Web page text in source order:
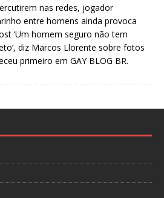
nas redes, jogador
entre homens ainda provoca
‘Um homem seguro não tem
diz Marcos Llorente sobre fotos
primeiro em GAY BLOG BR.